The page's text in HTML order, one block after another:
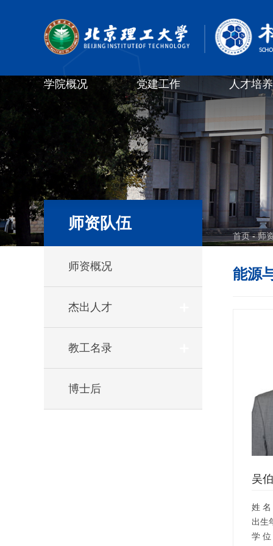
学院概况 党建工作 人才培养
师资队伍
师资概况
杰出人才
教工名录
博士后
首页-师
能源
吴
姓 名
出生
学 位